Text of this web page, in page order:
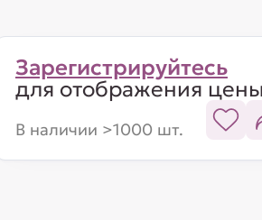
Зарегистрируйтесь
для отображения
В наличии >1000 шт.